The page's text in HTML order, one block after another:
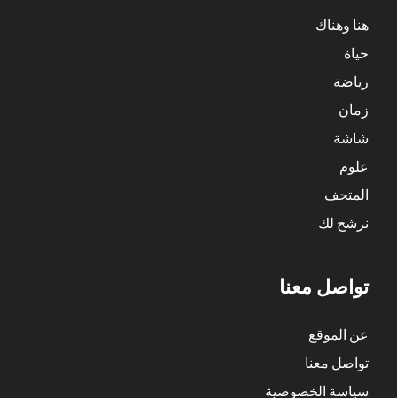
هنا وهناك
حياة
رياضة
زمان
شاشة
علوم
المتحف
نرشح لك
تواصل معنا
عن الموقع
تواصل معنا
سياسة الخصوصية